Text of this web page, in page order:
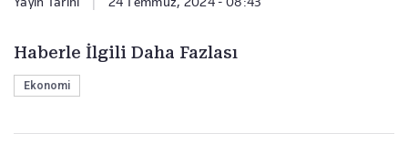
Haberle İlgili Daha Fazlası
Ekonomi